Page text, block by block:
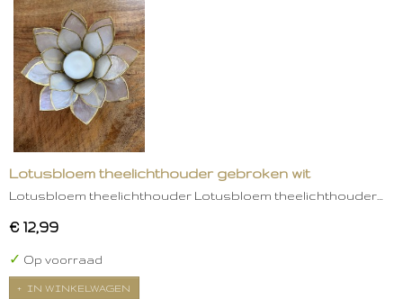
Lotusbloem theelichthouder gebroken wit
Lotusbloem theelichthouder Lotusbloem theelichthouder…
€ 12,99
✓ Op voorraad
IN WINKELWAGEN